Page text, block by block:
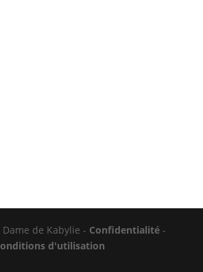
de Kabylie - Confidentialité -
d'utilisation